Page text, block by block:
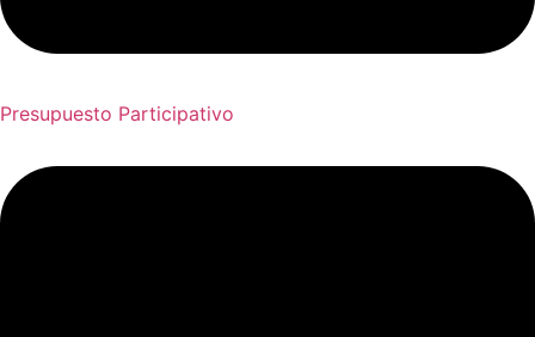
Presupuesto Participativo